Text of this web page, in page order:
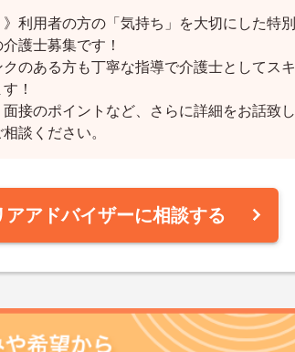
》利用者の方の「気持ち」を大切にした特別
護士募集です！
のある方も丁寧な指導で介護士としてスキ
！
接のポイントなど、さらに詳細をお話致し
談ください。
アアドバイザーに相談する